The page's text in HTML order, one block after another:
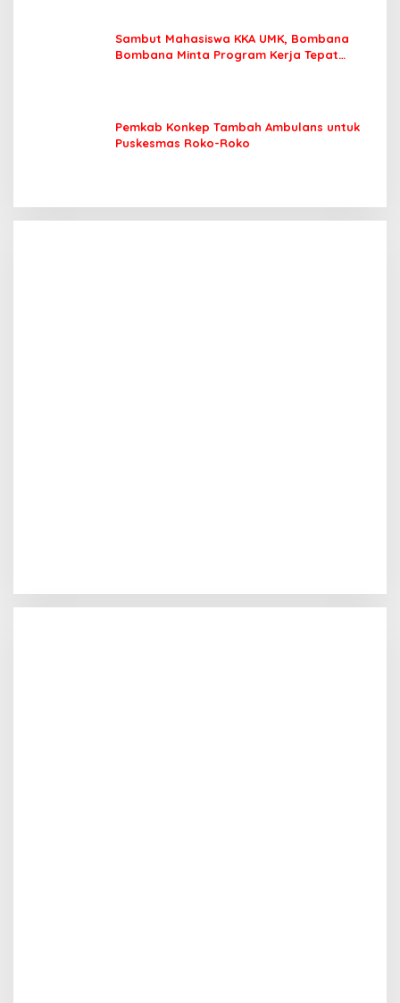
Sambut Mahasiswa KKA UMK, Bombana
Bombana Minta Program Kerja Tepat
Pemkab Konkep Tambah Ambulans untuk
Puskesmas Roko-Roko